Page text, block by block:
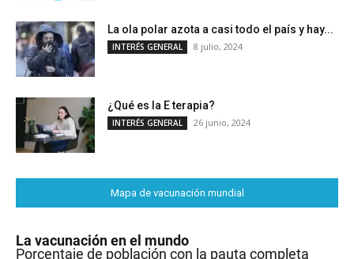
La ola polar azota a casi todo el país y hay...
INTERÉS GENERAL 8 julio, 2024
¿Qué es la E terapia?
INTERÉS GENERAL 26 junio, 2024
Mapa de vacunación mundial